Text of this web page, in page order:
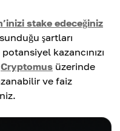
stake edeceğiniz
şartları
kazancınızı
Cryptomus üzerinde
ve faiz